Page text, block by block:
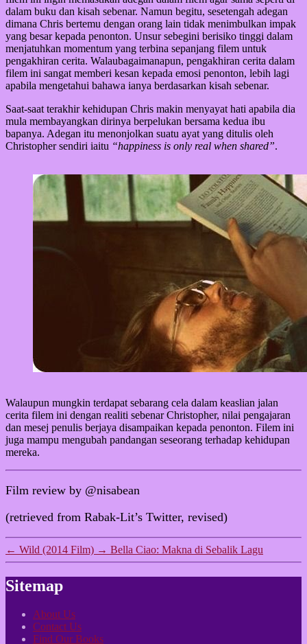
dalam buku dan kisah sebenar. Namun begitu, sesetengah adegan
dimana Chris bertemu dengan orang lain tidak menimbulkan impak
yang besar kepada penonton. Unsur sebegini berisiko tinggi dalam
menjatuhkan momentum yang terbina sepanjang filem untuk
pengakhiran cerita. Walaubagaimanapun, pengakhiran cerita dalam
filem ini sangat memberi kesan kepada emosi penonton, lebih lagi
apabila mengetahui bahawa ianya berdasarkan kisah sebenar.
Saat-saat terakhir kehidupan Chris makin menyayat hati apabila dia
mula membayangkan dirinya berpelukan bersama kedua ibu
bapanya. Adegan itu menonjolkan suatu ayat yang ditulis oleh
Christopher sendiri iaitu “happiness is only real when shared”.
Walaupun mungkin terdapat sebarang cela dalam keaslian jalan
cerita filem ini dengan realiti sebenar Christopher, nilai pengajaran
dan mesej penulis berjaya disampaikan kepada penonton. Filem ini
juga mampu mengubah pandangan seseorang terhadap kehidupan
mereka.
Film review by @nisabean
(retrieved from Rabak-Lit’s Twitter, revised)
← Wild (2014 Film) → Bella Ciao: Makna di Sebalik Lagu
Sitemap
About Us
Contact Us
Find Our Books